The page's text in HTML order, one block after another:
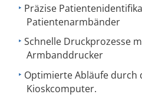
Präzise
Patientenarmbänder
Schnelle Druckprozesse
Armbanddrucker
Optimierte Abläufe durch
Kioskcomputer.